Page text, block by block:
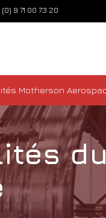
9 71 00 73 20
Motherson